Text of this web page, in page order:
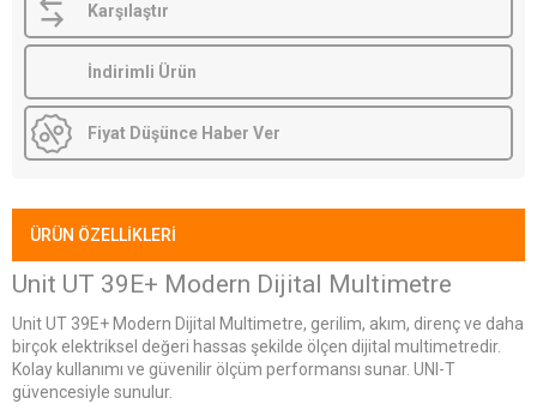
Karşılaştır
İndirimli Ürün
Fiyat Düşünce Haber Ver
ÜRÜN ÖZELLIKLERI
Unit UT 39E+ Modern Dijital Multimetre
Unit UT 39E+ Modern Dijital Multimetre, gerilim, akım, direnç ve daha
birçok elektriksel değeri hassas şekilde ölçen dijital multimetredir.
Kolay kullanımı ve güvenilir ölçüm performansı sunar. UNI-T
güvencesiyle sunulur.